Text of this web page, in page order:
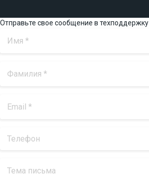
Отправьте свое сообщение в техподдержку